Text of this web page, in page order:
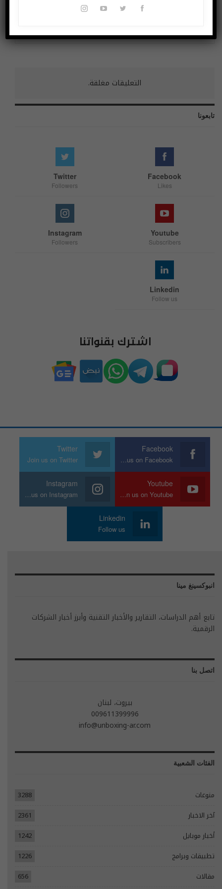
في روسيا!
التعليقات مغلقة.
تابعونا
Facebook
Likes
Twitter
Followers
Youtube
Subscribers
Instagram
Followers
Linkedin
Follow us
اشترك بقنواتنا
Facebook
Join us on Facebook
Twitter
Join us on Twitter
Youtube
Join us on Youtube
Instagram
Join us on Instagram
Linkedin
Follow us
انبوكسينغ مينا
تابع أهم الدراسات، التقارير والأخبار التقنية وأبرز أخبار الشركات
الرقمية.
اتصل بنا
بيروت، لبنان
009611399996
info@unboxing-ar.com
الفئات الشعبية
منوعات
3288
آخر الاخبار
2361
أخبار موبايل
1242
تطبيقات وبرامج
1226
مقالات
656